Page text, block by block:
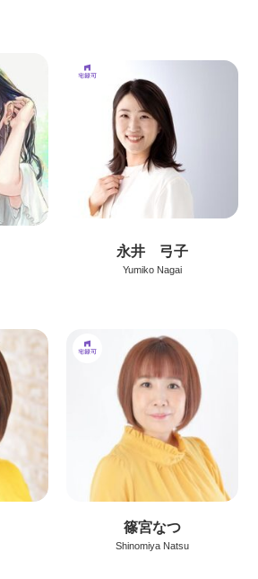
永井 弓子
Yumiko Nagai
篠宮なつ
Shinomiya Natsu